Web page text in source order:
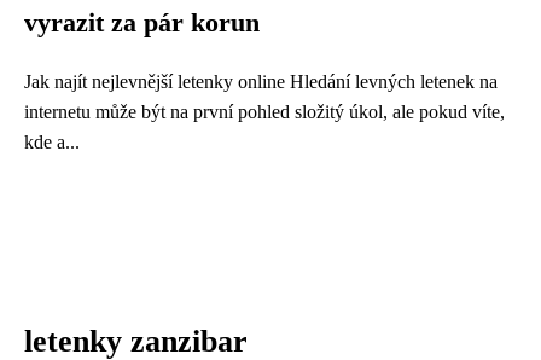
vyrazit za pár korun
Jak najít nejlevnější letenky online Hledání levných letenek na
internetu může být na první pohled složitý úkol, ale pokud víte,
kde a...
letenky zanzibar